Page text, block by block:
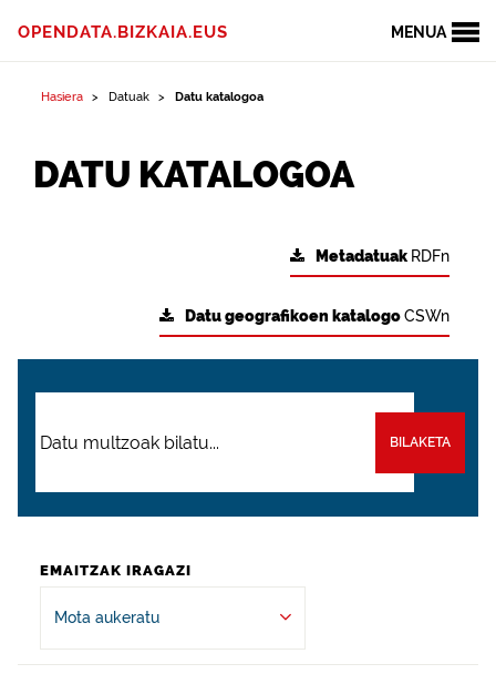
MENUA
OPENDATA.BIZKAIA.EUS
Hasiera Datuak Datu katalogoa
DATU KATALOGOA
Metadatuak RDFn
Datu geografikoen katalogoCSWn
BILAKETA
EMAITZAK IRAGAZI
Mota aukeratu